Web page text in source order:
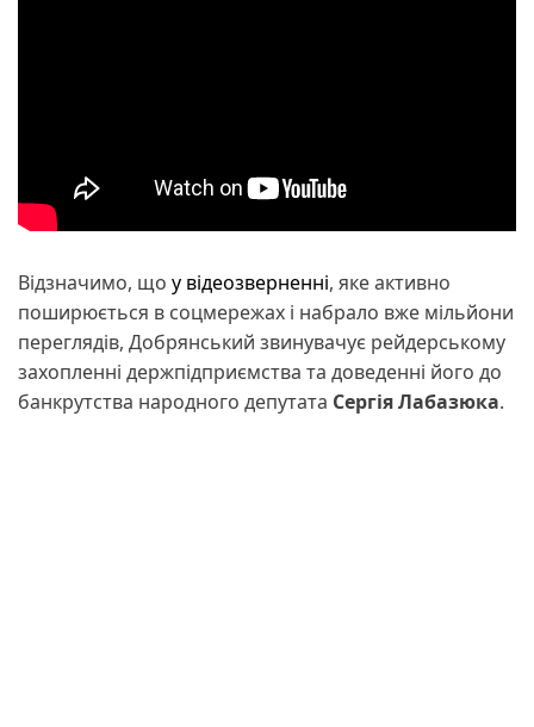
Відзначимо, що у відеозверненні, яке активно
поширюється в соцмережах і набрало вже мільйони
переглядів, Добрянський звинувачує рейдерському
захопленні держпідприємства та доведенні його до
банкрутства народного депутата Сергія Лабазюка.